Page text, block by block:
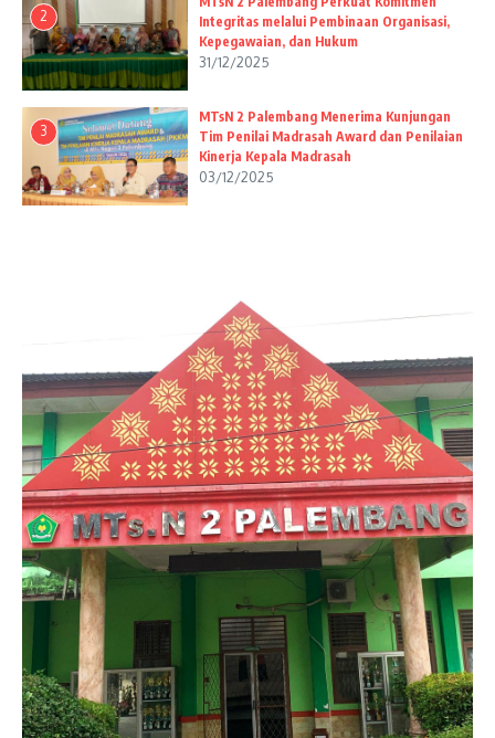
2
Integritas melalui Pembinaan Organisasi,
Kepegawaian, dan Hukum
31/12/2025
3
MTsN 2 Palembang Menerima Kunjungan
Tim Penilai Madrasah Award dan Penilaian
Kinerja Kepala Madrasah
03/12/2025